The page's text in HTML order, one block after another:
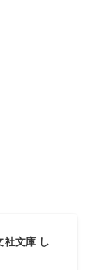
社文庫 し